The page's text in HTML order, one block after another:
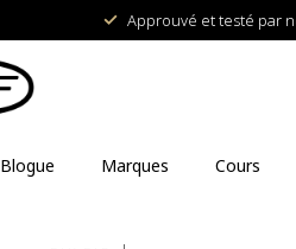
Approuvé et testé par
Blogue Marques Cours